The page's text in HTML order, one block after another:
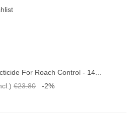
For Roach Control - 14...
€23.80 -2%